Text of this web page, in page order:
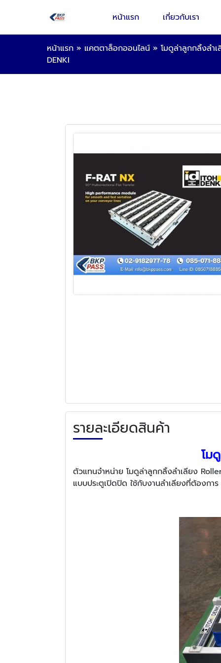
หน้าแรก เกี่ยวกับเรา
หน้าแรก » แคตตาล็อกออนไลน์ » โมดูล่าลูกกลิ้งลำ
DENKI
รายละเอียดสินค้า
โม
ตัวแทนจำหน่าย โมดูล่าลูกกลิ้งลำเลียง
แบบประตูเปิดปิด ใช้กับงานลำเลียงที่ต้องกา